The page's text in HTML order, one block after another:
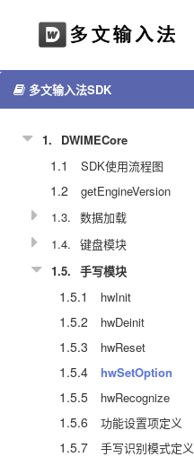
多文输入法SDK
1. DWIMECore
1.1 SDK使用流程图
1.2
getEngineVersion
1.3. 数据加载
1.4. 键盘模块
1.5. 手写模块
1.5.1 hwInit
1.5.2 hwDeinit
1.5.3 hwReset
1.5.4 hwSetOption
1.5.5 hwRecognize
1.5.6 功能设置项定义
1.5.7
手写识别模式定义